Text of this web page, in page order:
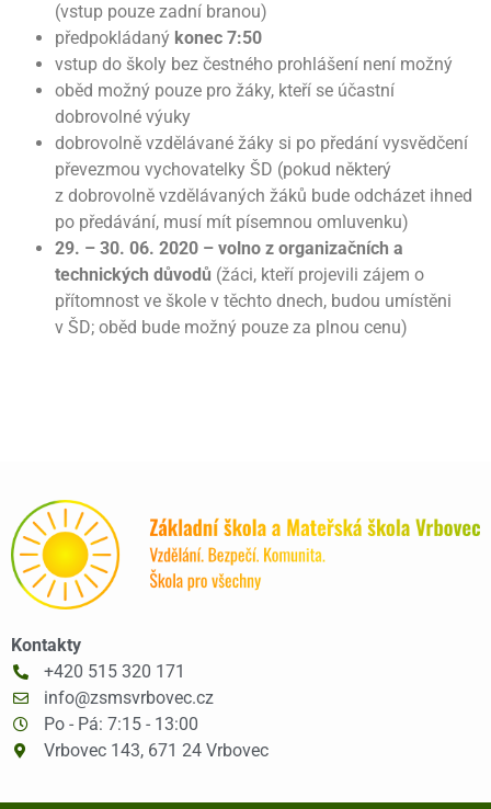
(vstup pouze zadní branou)
předpokládaný konec 7:50
vstup do školy bez čestného prohlášení není možný
oběd možný pouze pro žáky, kteří se účastní
dobrovolné výuky
dobrovolně vzdělávané žáky si po předání vysvědčení
převezmou vychovatelky ŠD (pokud některý
z dobrovolně vzdělávaných žáků bude odcházet ihned
po předávání, musí mít písemnou omluvenku)
29. – 30. 06. 2020 – volno z organizačních a
technických důvodů (žáci, kteří projevili zájem o
přítomnost ve škole v těchto dnech, budou umístěni
v ŠD; oběd bude možný pouze za plnou cenu)
Kontakty
+420 515 320 171
info@zsmsvrbovec.cz
Po - Pá: 7:15 - 13:00
Vrbovec 143, 671 24 Vrbovec